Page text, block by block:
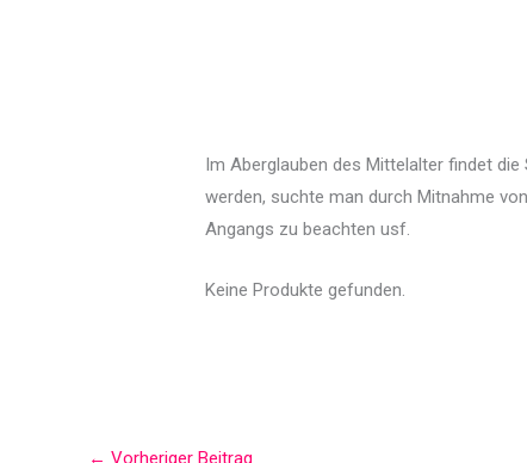
Im Aberglauben des Mittelalter findet
werden, suchte man durch Mitnahme
Angangs zu beachten usf.
Keine Produkte gefunden.
← Vorheriger Beitrag